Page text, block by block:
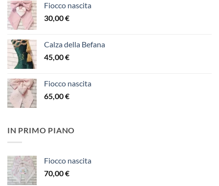
Fiocco nascita
30,00€
Calza della Befana
45,00€
Fiocco nascita
65,00€
IN PRIMO PIANO
Fiocco nascita
70,00€